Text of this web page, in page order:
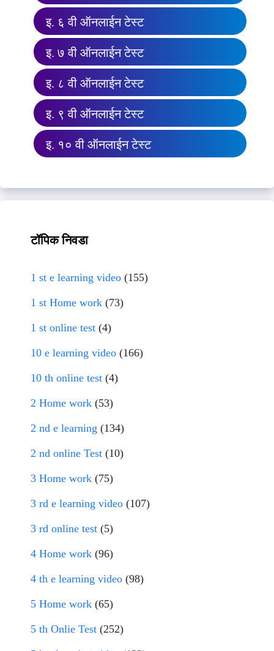
इ. ६ वी ऑनलाईन टेस्ट
इ. ७ वी ऑनलाईन टेस्ट
इ. ८ वी ऑनलाईन टेस्ट
इ. ९ वी ऑनलाईन टेस्ट
इ. १० वी ऑनलाईन टेस्ट
टॉपिक निवडा
1 st e learning video (155)
1 st Home work (73)
1 st online test (4)
10 e learning video (166)
10 th online test (4)
2 Home work (53)
2 nd e learning (134)
2 nd online Test (10)
3 Home work (75)
3 rd e learning video (107)
3 rd online test (5)
4 Home work (96)
4 th e learning video (98)
5 Home work (65)
5 th Onlie Test (252)